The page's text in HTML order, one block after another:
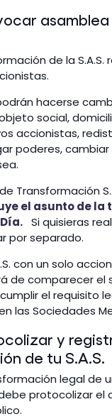
de la S.A.S.
hacerse
social,
accionistas,
poderes,
Transformación
el asunto de la
Si quisieras
por separado.
con un solo
de comparecer el
el requisito
las Sociedades
y
de tu S.A.S.
legal de
protocolizar el